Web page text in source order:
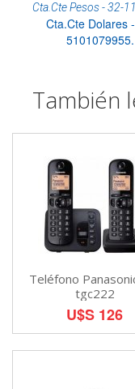
Cta.Cte Pesos - 32-
Cta.Cte Dolares
5101079955.
También
Teléfono
tgc222
U$S 126